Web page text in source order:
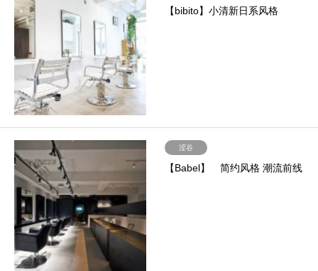
【bibito】小清新日系风格
涩谷
【Babel】 简约风格 潮流前线